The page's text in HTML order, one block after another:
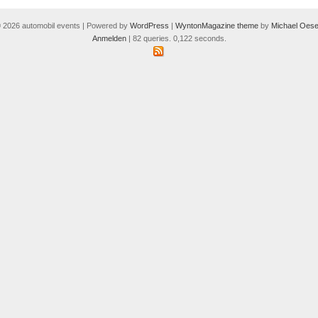
2026 automobil events | Powered by WordPress | WyntonMagazine theme by Michael
Anmelden| 82 queries. 0,122 seconds.